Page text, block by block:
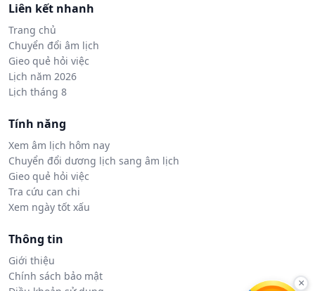
Liên kết nhanh
Trang chủ
Chuyển đổi âm lịch
Gieo quẻ hỏi việc
Lịch năm 2026
Lịch tháng 8
Tính năng
Xem âm lịch hôm nay
Chuyển đổi dương lịch sang âm lịch
Gieo quẻ hỏi việc
Tra cứu can chi
Xem ngày tốt xấu
Thông tin
Giới thiệu
Chính sách bảo mật
×